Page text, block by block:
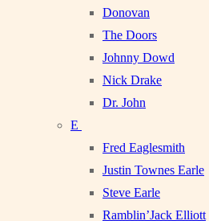
Donovan
The Doors
Johnny Dowd
Nick Drake
Dr. John
E
Fred Eaglesmith
Justin Townes Earle
Steve Earle
Ramblin’Jack Elliott